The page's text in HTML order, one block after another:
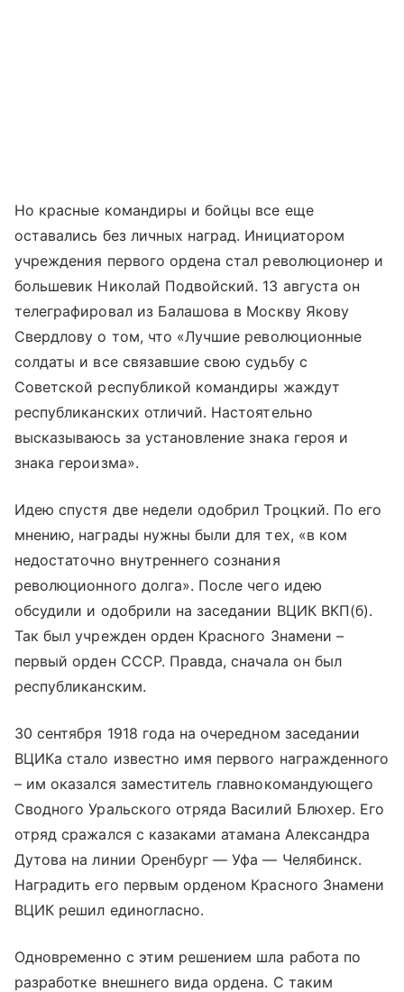
Но красные командиры и бойцы все еще
оставались без личных наград. Инициатором
учреждения первого ордена стал революционер и
большевик Николай Подвойский. 13 августа он
телеграфировал из Балашова в Москву Якову
Свердлову о том, что «Лучшие революционные
солдаты и все связавшие свою судьбу с
Советской республикой командиры жаждут
республиканских отличий. Настоятельно
высказываюсь за установление знака героя и
знака героизма».
Идею спустя две недели одобрил Троцкий. По его
мнению, награды нужны были для тех, «в ком
недостаточно внутреннего сознания
революционного долга». После чего идею
обсудили и одобрили на заседании ВЦИК ВКП(б).
Так был учрежден орден Красного Знамени –
первый орден СССР. Правда, сначала он был
республиканским.
30 сентября 1918 года на очередном заседании
ВЦИКа стало известно имя первого награжденного
– им оказался заместитель главнокомандующего
Сводного Уральского отряда Василий Блюхер. Его
отряд сражался с казаками атамана Александра
Дутова на линии Оренбург — Уфа — Челябинск.
Наградить его первым орденом Красного Знамени
ВЦИК решил единогласно.
Одновременно с этим решением шла работа по
разработке внешнего вида ордена. С таким